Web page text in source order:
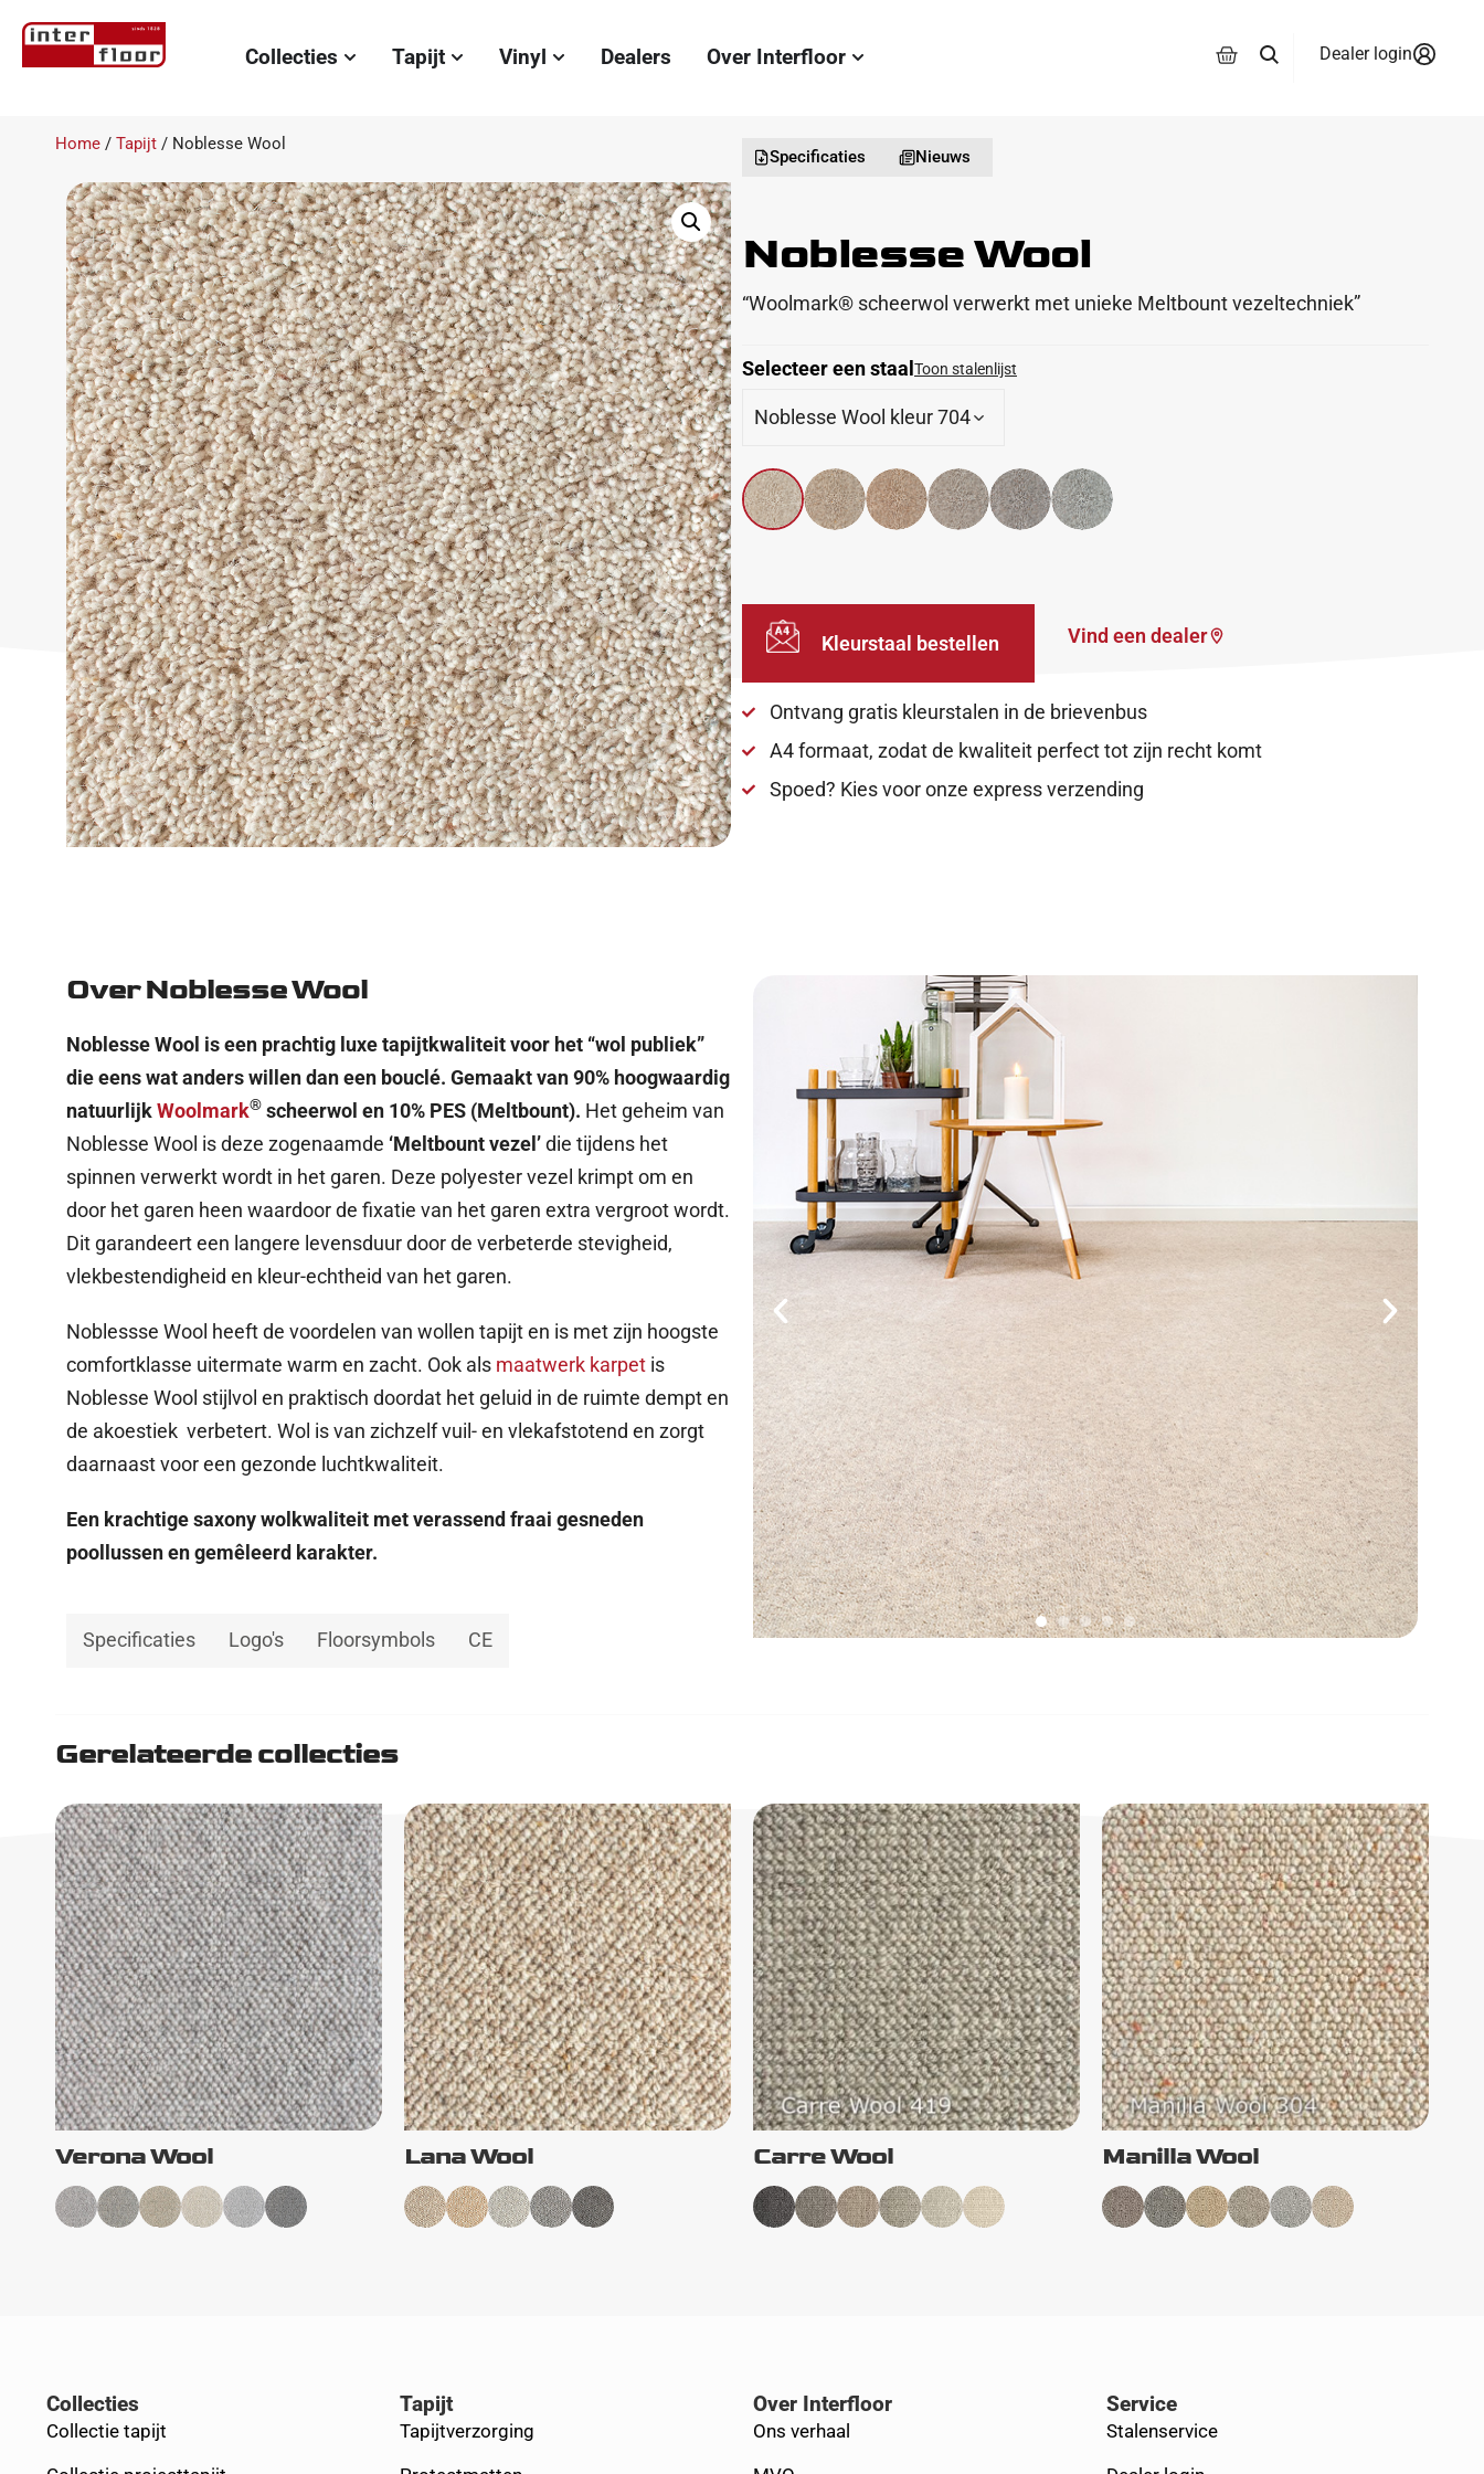
Collecties Tapijt Vinyl Dealers Over Interfloor Dealer login
Home / Tapijt / Noblesse Wool
Specificaties Nieuws
Noblesse Wool
“Woolmark® scheerwol verwerkt met unieke Meltbount vezeltechniek”
Selecteer een staalToon stalenlijst
Noblesse Wool kleur 704
Vind een dealer
Ontvang gratis kleurstalen in de brievenbus
A4 formaat, zodat de kwaliteit perfect tot zijn recht komt
Spoed? Kies voor onze express verzending
Over Noblesse Wool
Noblesse Wool is een prachtig luxe tapijtkwaliteit voor het “wol publiek”
die eens wat anders willen dan een bouclé. Gemaakt van 90% hoogwaardig
natuurlijkWoolmark® scheerwol en 10% PES (Meltbount). Het geheim van
Noblesse Wool is deze zogenaamde ‘Meltbount vezel’die tijdens het
spinnen verwerkt wordt in het garen. Deze polyester vezel krimpt om en
door het garen heen waardoor de fixatie van het garen extra vergroot wordt.
Dit garandeert een langere levensduur door de verbeterde stevigheid,
vlekbestendigheid en kleur-echtheid van het garen.
Noblessse Wool heeft de voordelen van wollen tapijt en is met zijn hoogste
comfortklasse uitermate warm en zacht. Ook als maatwerk karpet is
Noblesse Wool stijlvol en praktisch doordat het geluid in de ruimte dempt en
de akoestiek verbetert. Wol is van zichzelf vuil- en vlekafstotend en zorgt
daarnaast voor een gezonde luchtkwaliteit.
Een krachtige saxony wolkwaliteit met verassend fraai gesneden
poollussen en gemêleerd karakter.
Specificaties Logo's Floorsymbols CE
Gerelateerde collecties
Verona Wool Lana Wool Carre Wool Manilla Wool
Collecties
Collectie tapijt
Tapijt
Tapijtverzorging
Over Interfloor
Ons verhaal
Service
Stalenservice